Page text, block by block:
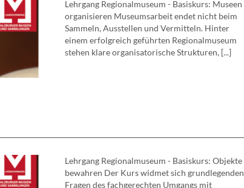
Lehrgang Regionalmuseum - Basiskurs: Museen
organisieren Museumsarbeit endet nicht beim
Sammeln, Ausstellen und Vermitteln. Hinter
einem erfolgreich geführten Regionalmuseum
stehen klare organisatorische Strukturen, [...]
Lehrgang Regionalmuseum - Basiskurs: Objekte
bewahren Der Kurs widmet sich grundlegenden
Fragen des fachgerechten Umgangs mit